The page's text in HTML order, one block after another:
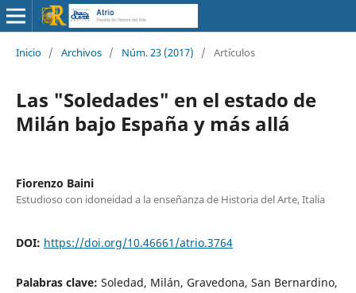
Inicio / Archivos / Núm. 23 (2017) / Artículos
Las "Soledades" en el estado de
Milán bajo España y más allá
Fiorenzo Baini
Estudioso con idoneidad a la enseñanza de Historia del Arte, Italia
DOI: https://doi.org/10.46661/atrio.3764
Palabras clave: Soledad, Milán, Gravedona, San Bernardino,